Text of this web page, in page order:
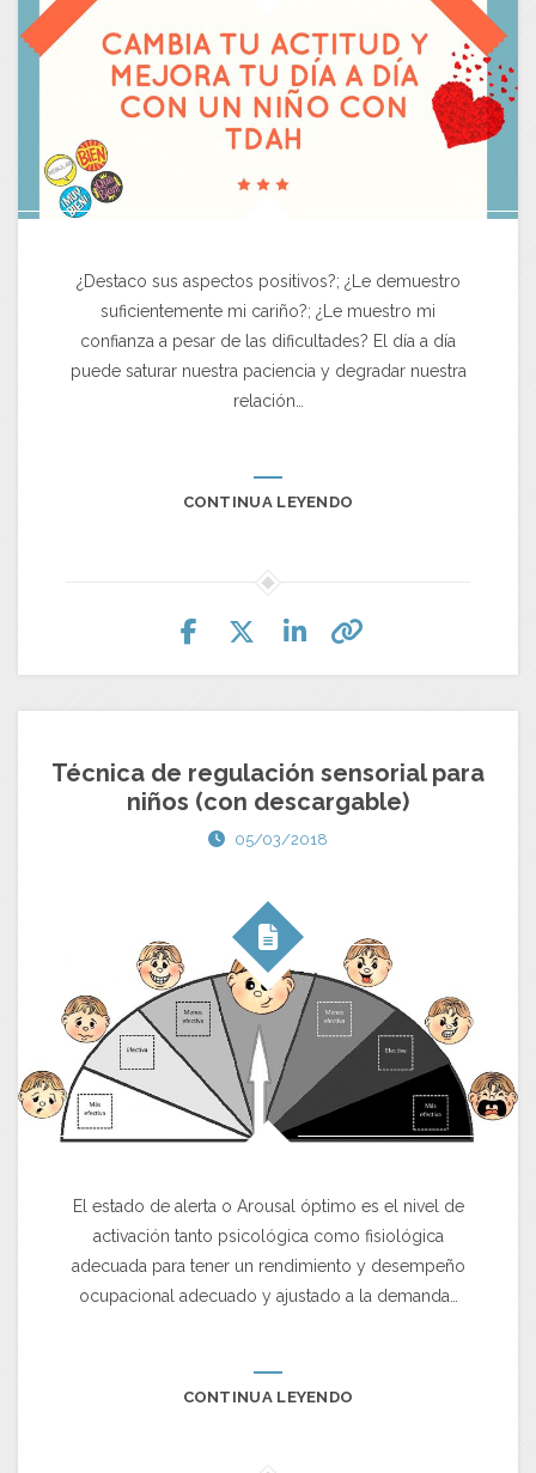
¿Destaco sus aspectos positivos?; ¿Le demuestro
suficientemente mi cariño?; ¿Le muestro mi
confianza a pesar de las dificultades? El día a día
puede saturar nuestra paciencia y degradar nuestra
relación…
CONTINUA LEYENDO
Técnica de regulación sensorial para
niños (con descargable)
05/03/2018
El estado de alerta o Arousal óptimo es el nivel de
activación tanto psicológica como fisiológica
adecuada para tener un rendimiento y desempeño
ocupacional adecuado y ajustado a la demanda…
CONTINUA LEYENDO